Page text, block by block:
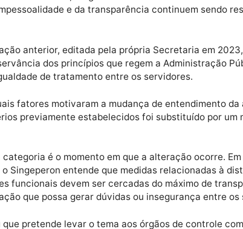
Thiago Maia, o debate não gira em torno da
Secretaria, mas sim da necessidade de que
que todos os policiais penais tenham
é retirado, surge naturalmente a
impessoalidade e da transparência continuem
anterior, editada pela própria
observância dos princípios que regem a
a igualdade de tratamento entre os servidores.
quais fatores motivaram a mudança de